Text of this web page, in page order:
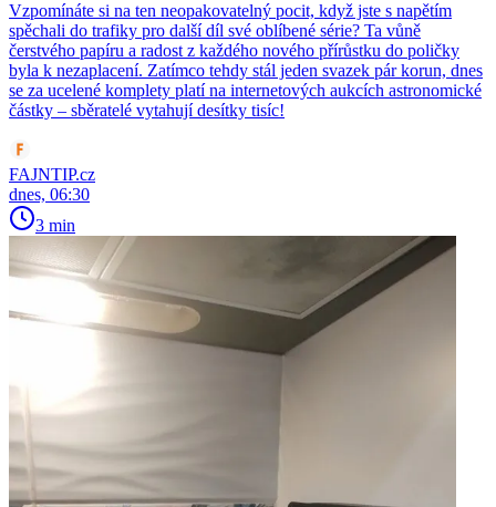
Vzpomínáte si na ten neopakovatelný pocit, když jste s napětím
spěchali do trafiky pro další díl své oblíbené série? Ta vůně
čerstvého papíru a radost z každého nového přírůstku do poličky
byla k nezaplacení. Zatímco tehdy stál jeden svazek pár korun, dnes
se za ucelené komplety platí na internetových aukcích astronomické
částky – sběratelé vytahují desítky tisíc!
FAJNTIP.cz
dnes, 06:30
3 min